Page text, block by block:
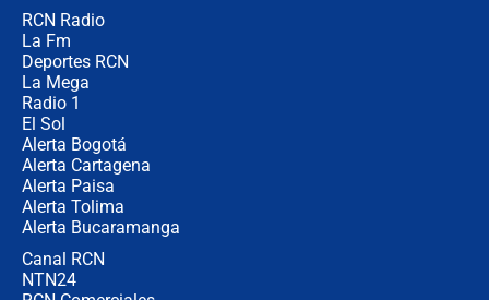
RCN Radio
La Fm
Deportes RCN
La Mega
Radio 1
El Sol
Alerta Bogotá
Alerta Cartagena
Alerta Paisa
Alerta Tolima
Alerta Bucaramanga
Canal RCN
NTN24